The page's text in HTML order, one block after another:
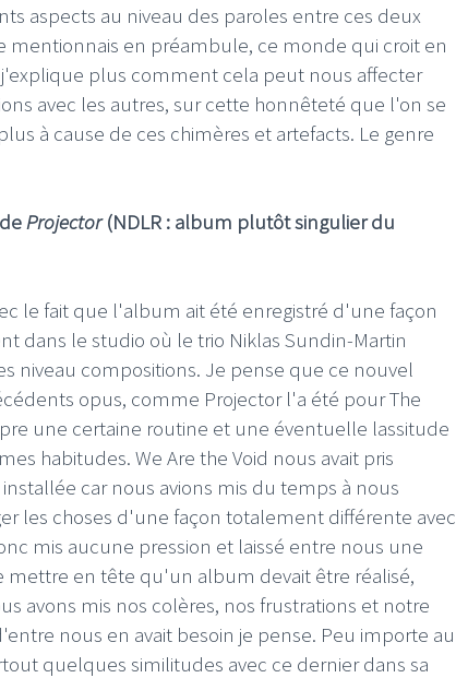
aspects au niveau des paroles entre ces deux
mentionnais en préambule, ce monde qui croit en
plus comment cela peut nous affecter
avec les autres, sur cette honnêteté que l'on se
à cause de ces chimères et artefacts. Le genre
Projector(NDLR : album plutôt singulier du
le fait que l'album ait été enregistré d'une façon
dans le studio où le trio Niklas Sundin-Martin
niveau compositions. Je pense que ce nouvel
opus, comme Projector l'a été pour The
une certaine routine et une éventuelle lassitude
habitudes. We Are the Void nous avait pris
car nous avions mis du temps à nous
les choses d'une façon totalement différente avec
mis aucune pression et laissé entre nous une
mettre en tête qu'un album devait être réalisé,
avons mis nos colères, nos frustrations et notre
nous en avait besoin je pense. Peu importe au
quelques similitudes avec ce dernier dans sa